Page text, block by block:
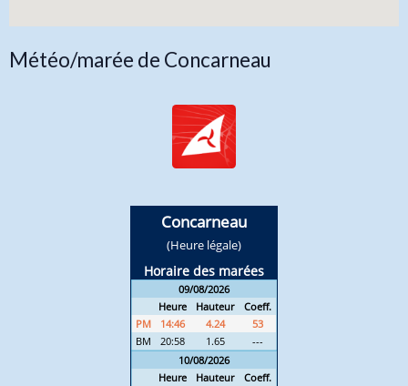
Météo/marée de Concarneau